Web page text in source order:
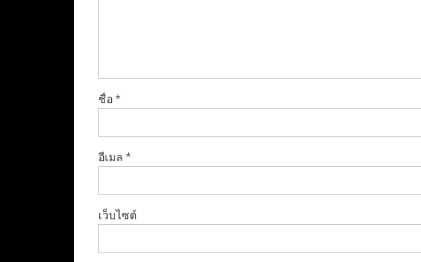
ชื่อ*
อีเมล *
เว็บไซต์